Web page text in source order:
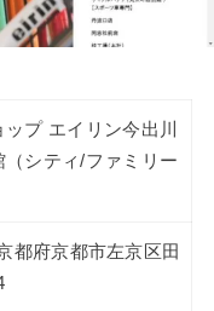
プ エイリン今出川
（シティ/ファミリー
都府京都市左京区田